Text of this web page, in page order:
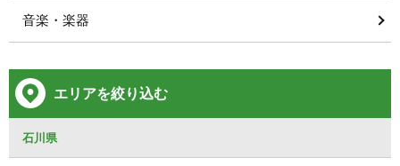
音楽・楽器
エリアを絞り込む
石川県